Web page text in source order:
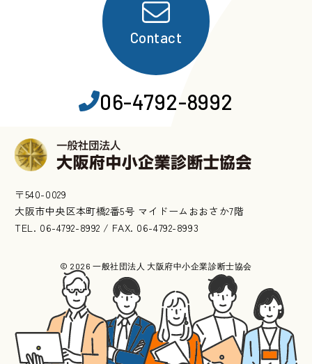
Contact
06-4792-8992
〒540-0029
大阪市中央区本町橋2番5号 マイドームおおさか7階
TEL. 06-4792-8992 / FAX. 06-4792-8993
© 2026 一般社団法人 大阪府中小企業診断士協会